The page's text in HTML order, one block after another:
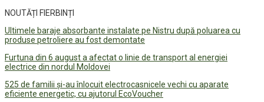
NOUTĂȚI FIERBINȚI
Ultimele baraje absorbante instalate pe Nistru după poluarea cu
produse petroliere au fost demontate
Furtuna din 6 august a afectat o linie de transport al energiei
electrice din nordul Moldovei
525 de familii și-au înlocuit electrocasnicele vechi cu aparate
eficiente energetic, cu ajutorul EcoVoucher